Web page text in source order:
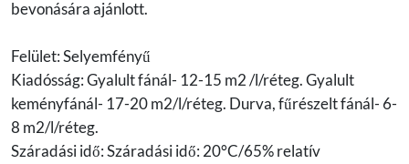
bevonására ajánlott.
Felület: Selyemfényű
Kiadósság: Gyalult fánál- 12-15 m2 /l/réteg. Gyalult
keményfánál- 17-20 m2/l/réteg. Durva, fűrészelt fánál- 6-
8 m2/l/réteg.
Száradási idő: Száradási idő: 20°C/65% relatív